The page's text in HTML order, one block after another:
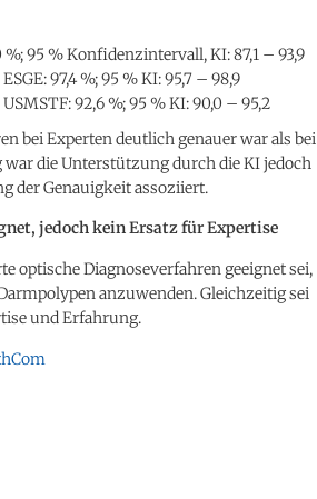
95 % Konfidenzintervall, KI: 87,1 – 93,9
97,4 %; 95 % KI: 95,7 – 98,9
92,6 %; 95 % KI: 90,0 – 95,2
bei Experten deutlich genauer war als bei
war die Unterstützung durch die KI jedoch
der Genauigkeit assoziiert.
jedoch kein Ersatz für Expertise
optische Diagnoseverfahren geeignet sei,
anzuwenden. Gleichzeitig sei
und Erfahrung.